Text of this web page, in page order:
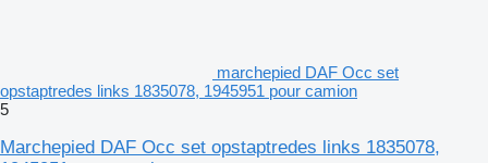
marchepied DAF Occ set
opstaptredes links 1835078, 1945951 pour camion
5
Marchepied DAF Occ set opstaptredes links 1835078,